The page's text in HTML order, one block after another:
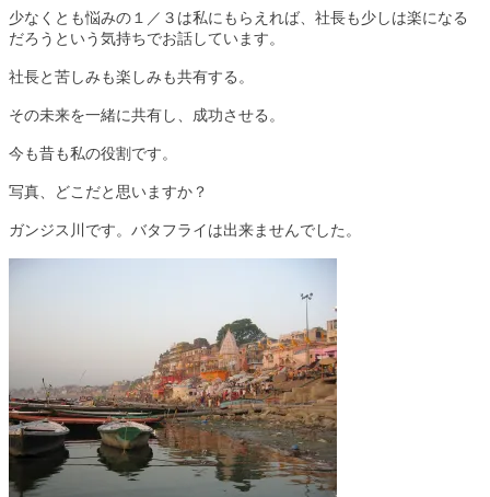
少なくとも悩みの１／３は私にもらえれば、社長も少しは楽になる
だろうという気持ちでお話しています。
社長と苦しみも楽しみも共有する。
その未来を一緒に共有し、成功させる。
今も昔も私の役割です。
写真、どこだと思いますか？
ガンジス川です。バタフライは出来ませんでした。